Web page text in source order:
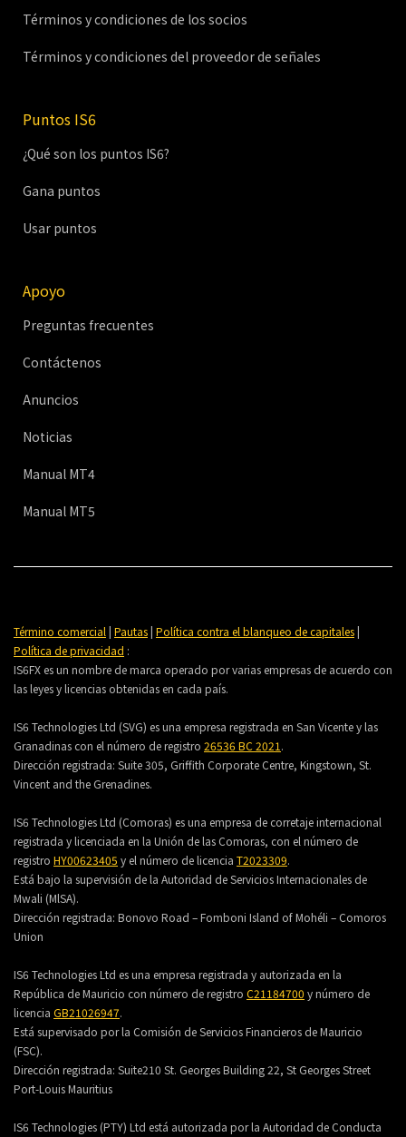
Términos y condiciones de los socios
Términos y condiciones del proveedor de señales
Puntos IS6
¿Qué son los puntos IS6?
Gana puntos
Usar puntos
Apoyo
Preguntas frecuentes
Contáctenos
Anuncios
Noticias
Manual MT4
Manual MT5
Término comercial | Pautas| Política contra el blanqueo de capitales|
Política de privacidad :
IS6FX es un nombre de marca operado por varias empresas de acuerdo con
las leyes y licencias obtenidas en cada país.
IS6 Technologies Ltd (SVG) es una empresa registrada en San Vicente y las
Granadinas con el número de registro 26536 BC 2021.
Dirección registrada: Suite 305, Griffith Corporate Centre, Kingstown, St.
Vincent and the Grenadines.
IS6 Technologies Ltd (Comoras) es una empresa de corretaje internacional
registrada y licenciada en la Unión de las Comoras, con el número de
registro HY00623405 y el número de licencia T2023309.
Está bajo la supervisión de la Autoridad de Servicios Internacionales de
Mwali (MlSA).
Dirección registrada: Bonovo Road – Fomboni Island of Mohéli – Comoros
Union
IS6 Technologies Ltd es una empresa registrada y autorizada en la
República de Mauricio con número de registro C21184700 y número de
licencia GB21026947.
Está supervisado por la Comisión de Servicios Financieros de Mauricio
(FSC).
Dirección registrada: Suite210 St. Georges Building 22, St Georges Street
Port-Louis Mauritius
IS6 Technologies (PTY) Ltd está autorizada por la Autoridad de Conducta